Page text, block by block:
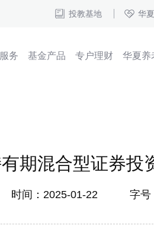
投教基地 华
务 基金产品 专户理财 华夏养
期混合型证券投
时间：2025-01-22 字号